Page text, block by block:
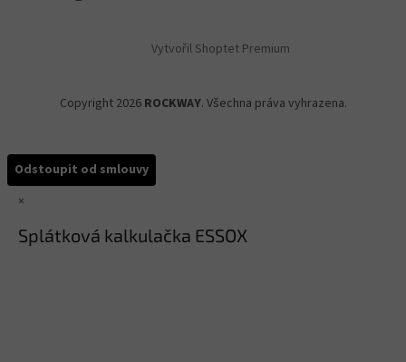
Vytvořil Shoptet Premium
Copyright 2026 ROCKWAY. Všechna práva vyhrazena.
Odstoupit od smlouvy
×
Splátková kalkulačka ESSOX